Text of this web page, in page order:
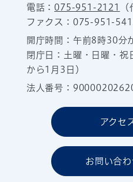
電話：075-951-2121
ファクス：075-951-
開庁時間：午前8時30
閉庁日：土曜・日曜・
から1月3日）
法人番号：
アクセ
お問い合